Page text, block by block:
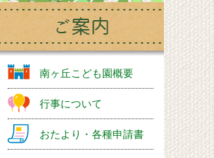
南ヶ丘こども園概要
行事について
おたより・各種申請書